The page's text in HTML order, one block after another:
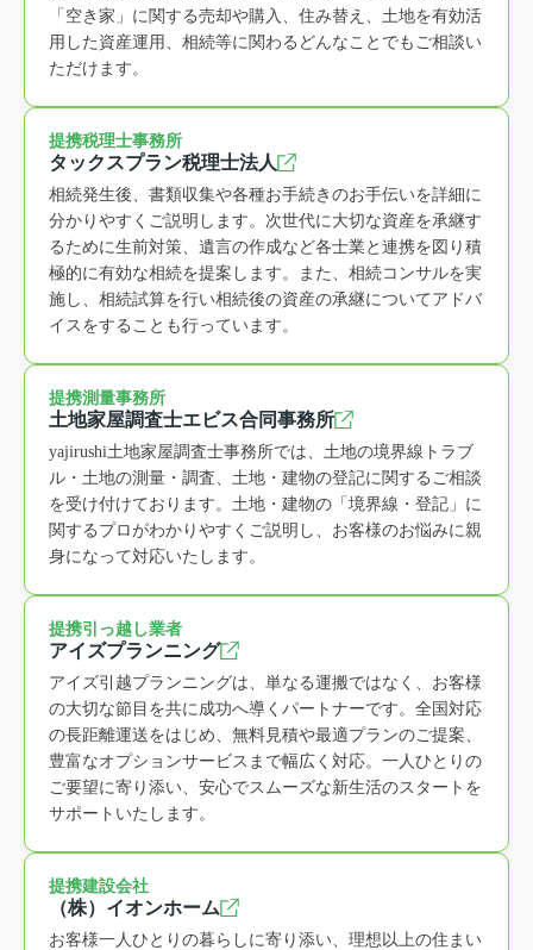
「空き家」に関する売却や購入、住み替え、土地を有効活
用した資産運用、相続等に関わるどんなことでもご相談い
ただけます。
提携税理士事務所
タックスプラン税理士法人
相続発生後、書類収集や各種お手続きのお手伝いを詳細に
分かりやすくご説明します。次世代に大切な資産を承継す
るために生前対策、遺言の作成など各士業と連携を図り積
極的に有効な相続を提案します。また、相続コンサルを実
施し、相続試算を行い相続後の資産の承継についてアドバ
イスをすることも行っています。
提携測量事務所
土地家屋調査士エビス合同事務所
yajirushi土地家屋調査士事務所では、土地の境界線トラブ
ル・土地の測量・調査、土地・建物の登記に関するご相談
を受け付けております。土地・建物の「境界線・登記」に
関するプロがわかりやすくご説明し、お客様のお悩みに親
身になって対応いたします。
提携引っ越し業者
アイズプランニング
アイズ引越プランニングは、単なる運搬ではなく、お客様
の大切な節目を共に成功へ導くパートナーです。全国対応
の長距離運送をはじめ、無料見積や最適プランのご提案、
豊富なオプションサービスまで幅広く対応。一人ひとりの
ご要望に寄り添い、安心でスムーズな新生活のスタートを
サポートいたします。
提携建設会社
（株）イオンホーム
お客様一人ひとりの暮らしに寄り添い、理想以上の住まい